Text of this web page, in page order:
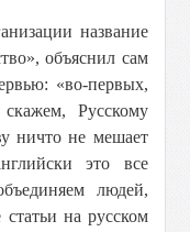
название
объяснил сам
«во-первых,
Русскому
ничто не мешает
это все
людей,
на русском